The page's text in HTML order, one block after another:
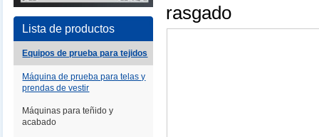
Lista de productos
Equipos de prueba para tejidos
Máquina de prueba para telas y
prendas de vestir
Máquinas para teñido y
acabado
rasgado